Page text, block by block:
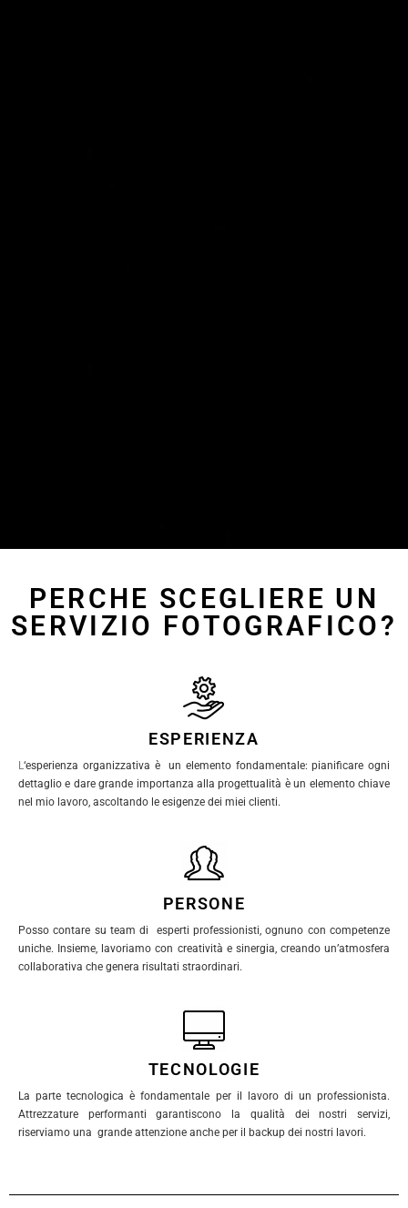
PERCHE SCEGLIERE UN
SERVIZIO FOTOGRAFICO?
ESPERIENZA
L‘esperienza organizzativa è un elemento fondamentale: pianificare ogni
dettaglio e dare grande importanza alla progettualità è un elemento chiave
nel mio lavoro, ascoltando le esigenze dei miei clienti.
PERSONE
Posso contare su team di esperti professionisti, ognuno con competenze
uniche. Insieme, lavoriamo con creatività e sinergia, creando un’atmosfera
collaborativa che genera risultati straordinari.
TECNOLOGIE
La parte tecnologica è fondamentale per il lavoro di un professionista.
Attrezzature performanti garantiscono la qualità dei nostri servizi,
riserviamo una grande attenzione anche per il backup dei nostri lavori.